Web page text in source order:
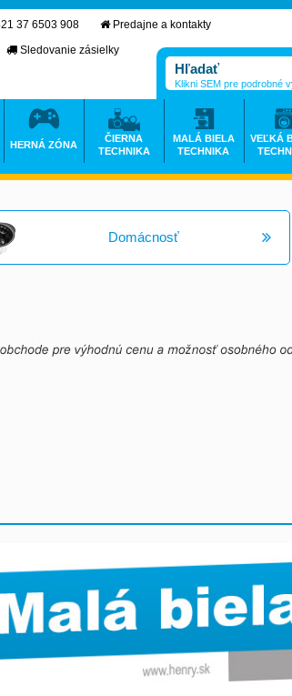
Domácnosť
37 6503 908
Predajne a kontakty
Sledovanie zásielky
Klikni SEM pre podrobné
HERNÁ ZÓNA
ČIERNA
TECHNIKA
MALÁ BIELA
TECHNIKA
VEĽKÁ